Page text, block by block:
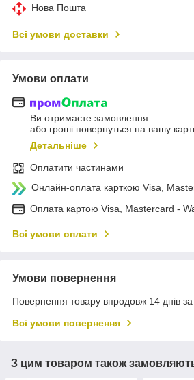
Нова Пошта
Всі умови доставки
Умови оплати
Ви отримаєте замовлення
або гроші повернуться на вашу
Детальніше
Оплатити частинами
Онлайн-оплата карткою Visa,
Оплата картою Visa, Mastercard -
Всі умови оплати
Умови повернення
Повернення товару впродовж 14 днів
Всі умови повернення
З цим товаром також